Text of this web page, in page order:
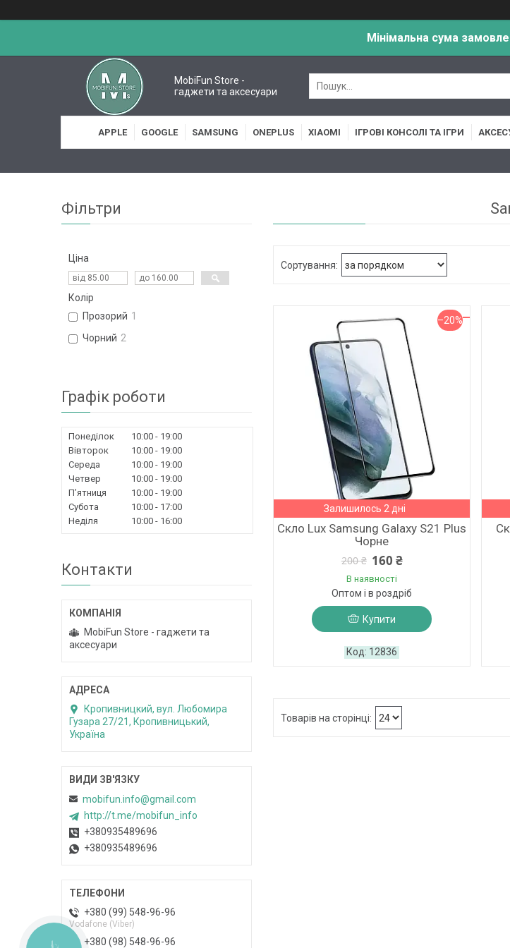
Мінімальна сума
MobiFun Store -
гаджети та аксесуари
APPLE GOOGLE SAMSUNG ONEPLUS XIAOMI ІГРОВІ КОНСОЛІ ТА ІГРИ
–20%
Залишилось 2 дні
Скло Lux Samsung Galaxy S21 Plus
Чорне
200 ₴ 160 ₴
В наявності
Оптом і в роздріб
Купити
12836
Фільтри
Ціна
Колір
Прозорий 1
Чорний 2
Графік роботи
Понеділок 10:00
19:00
Вівторок
10:00
19:00
Середа
10:00
19:00
Четвер
10:00
19:00
Пʼятниця
10:00
19:00
Субота
10:00
17:00
Неділя
10:00 16:00
Контакти
MobiFun Store - гаджети та
аксесуари
Кропивницкий, вул. Любомира
Гузара 27/21, Кропивницький,
Україна
mobifun.info@gmail.com
http://t.me/mobifun_info
+380935489696
+380935489696
+380 (99) 548-96-96
Vodafone (Viber)
+380 (98) 548-96-96